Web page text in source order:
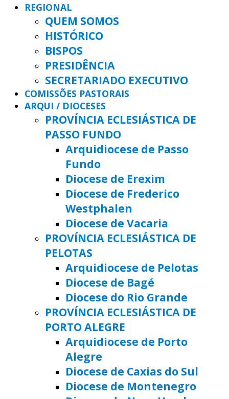
REGIONAL
QUEM SOMOS
HISTÓRICO
BISPOS
PRESIDÊNCIA
SECRETARIADO EXECUTIVO
COMISSÕES PASTORAIS
ARQUI / DIOCESES
PROVÍNCIA ECLESIÁSTICA DE
PASSO FUNDO
Arquidiocese de Passo
Fundo
Diocese de Erexim
Diocese de Frederico
Westphalen
Diocese de Vacaria
PROVÍNCIA ECLESIÁSTICA DE
PELOTAS
Arquidiocese de Pelotas
Diocese de Bagé
Diocese do Rio Grande
PROVÍNCIA ECLESIÁSTICA DE
PORTO ALEGRE
Arquidiocese de Porto
Alegre
Diocese de Caxias do Sul
Diocese de Montenegro